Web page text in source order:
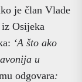
je član Vlade
Osijeka
‘A što ako
u
odgovara: